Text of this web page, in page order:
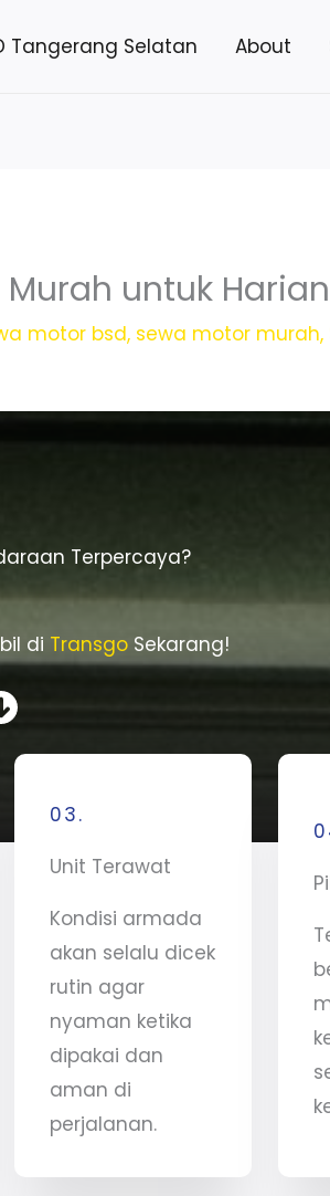
Tangerang Selatan About
untuk
motor bsd, sewa motor murah,
Terpercaya?
di Transgo Sekarang!
03.
Unit Terawat
Kondisi armada
akan selalu dicek
rutin agar
nyaman ketika
dipakai dan
aman di
perjalanan.